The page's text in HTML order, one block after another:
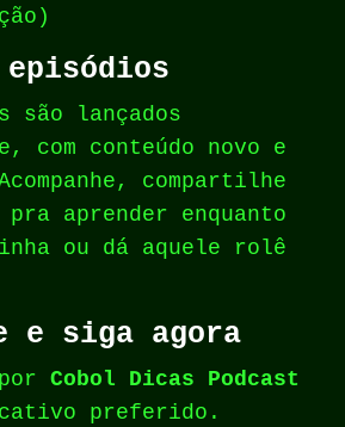
episódios
são lançados
com conteúdo novo e
compartilhe
aprender enquanto
ou dá aquele rolê
e siga agora
Cobol Dicas Podcast
preferido.